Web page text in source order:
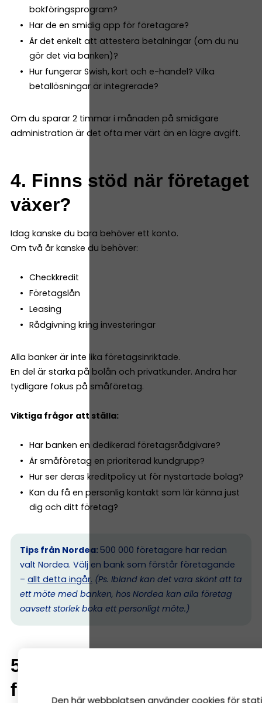
bokföringsprogram?
Har de en smidig app för företagare?
Är det enkelt att attestera betalningar (om du nu
gör det via banken)?
Hur fungerar Swish, kort och e-handel? Vilka
betallösningar är integrerade?
Om du sparar 2 timmar i månaden på smidigare
administration är det ofta mer värt än en lägre avgift.
4. Finns stöd när företaget
växer?
Idag kanske du bara behöver ett konto.
Om två år kanske du behöver:
Checkkredit
Företagslån
Leasing
Rådgivning kring investeringar
Alla banker är inte lika företagsinriktade.
En del är starka på bolån och privatkunder. Andra har
tydligare fokus på småföretag.
Viktiga frågor att ställa:
Har banken en dedikerad företagsrådgivare?
Är småföretag en prioriterad kundgrupp?
Hur ser deras kreditpolicy ut för nystartade bolag?
Kan du få en personlig kontakt som lär känna just
dig och ditt företag?
Tips från Nordea: 500 000 företagare har redan
valt Nordea. Välj en bank som förstår företagande
– allt detta ingår. (Ps. Ibland kan det vara skönt att ta
ett möte med banken, hos Nordea kan alla företag
oavsett storlek boka ett personligt möte.)
5. Skillnad mellan enskild
firma och aktiebolag
Den här webbplatsen använder cookies för